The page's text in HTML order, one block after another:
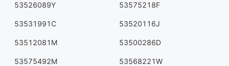
53526089Y 53575218F
53531991C 53520116J
53512081M 53500286D
53575492M 53568221W